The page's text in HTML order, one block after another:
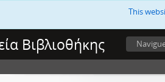
This
Βιβλιοθήκης